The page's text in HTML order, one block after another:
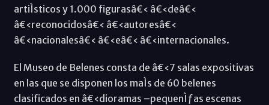
artiÌsticos y 1.000 figurasâ€‹ â€‹deâ€‹
â€‹reconocidosâ€‹ â€‹autoresâ€‹
â€‹nacionalesâ€‹ â€‹eâ€‹ â€‹internacionales.
El Museo de Belenes consta de â€‹7 salas expositivas
en las que se disponen los maÌs de 60 belenes
clasificados en â€‹dioramas –pequenÌƒas escenas